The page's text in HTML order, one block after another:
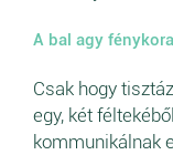
A bal agy fénykora
Csak hogy
egy, két
kommunikálnak